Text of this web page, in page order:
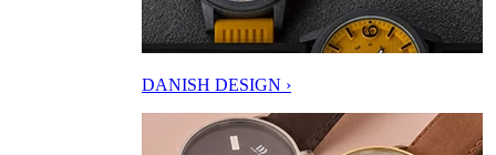
DANISH DESIGN ›